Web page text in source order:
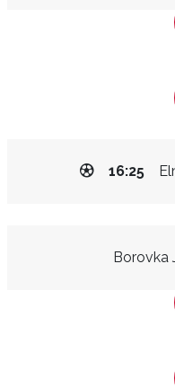
16:25
Borovka